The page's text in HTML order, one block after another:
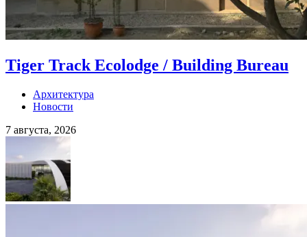
Tiger Track Ecolodge / Building Bureau
Архитектура
Новости
7 августа, 2026